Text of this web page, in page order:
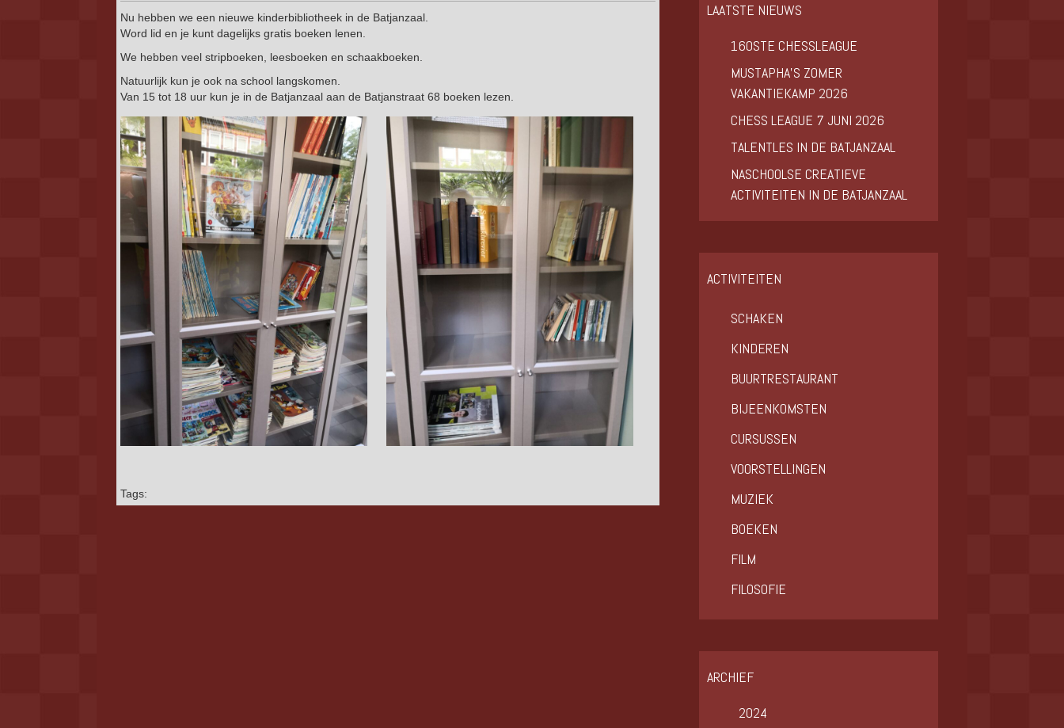
Nu hebben we een nieuwe kinderbibliotheek in de Batjanzaal.
Word lid en je kunt dagelijks gratis boeken lenen.
We hebben veel stripboeken, leesboeken en schaakboeken.
Natuurlijk kun je ook na school langskomen.
Van 15 tot 18 uur kun je in de Batjanzaal aan de Batjanstraat 68 boeken lezen.
Tags:
LAATSTE NIEUWS
160STE CHESSLEAGUE
MUSTAPHA’S ZOMER
VAKANTIEKAMP 2026
CHESS LEAGUE 7 JUNI 2026
TALENTLES IN DE BATJANZAAL
NASCHOOLSE CREATIEVE
ACTIVITEITEN IN DE BATJANZAAL
ACTIVITEITEN
SCHAKEN
KINDEREN
BUURTRESTAURANT
BIJEENKOMSTEN
CURSUSSEN
VOORSTELLINGEN
MUZIEK
BOEKEN
FILM
FILOSOFIE
ARCHIEF
2024